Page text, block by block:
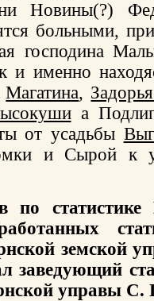
Новины(?)
больными,
господина
и именно
Магатина,
а
от усадьбы
и Сырой к
по статистике
земской
заведующий
управы